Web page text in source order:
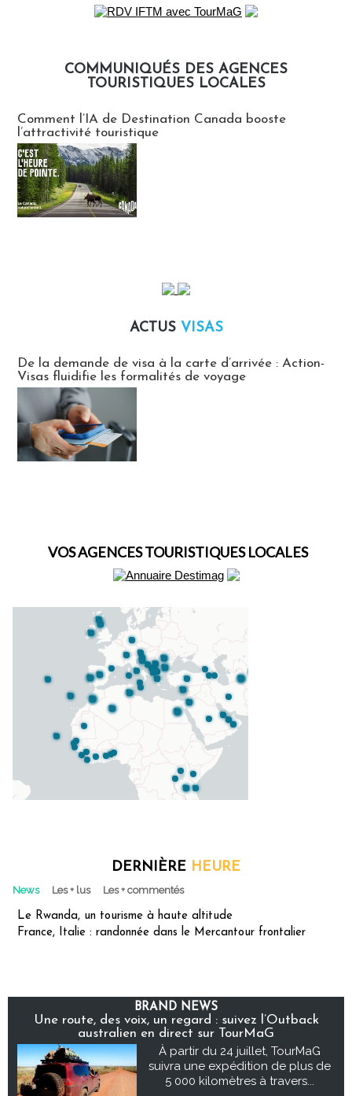
COMMUNIQUÉS DES AGENCES
TOURISTIQUES LOCALES
Comment l’IA de Destination Canada booste
l’attractivité touristique
ACTUS VISAS
De la demande de visa à la carte d’arrivée : Action-
Visas fluidifie les formalités de voyage
VOS AGENCES TOURISTIQUES LOCALES
DERNIÈRE HEURE
News Les + lus Les + commentés
Le Rwanda, un tourisme à haute altitude
France, Italie : randonnée dans le Mercantour frontalier
BRAND NEWS
Une route, des voix, un regard : suivez l’Outback
australien en direct sur TourMaG
À partir du 24 juillet, TourMaG
suivra une expédition de plus de
5 000 kilomètres à travers...